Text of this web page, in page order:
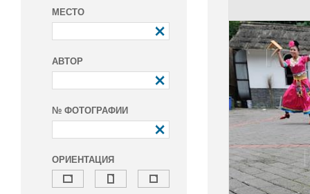
МЕСТО
АВТОР
№ ФОТОГРАФИИ
ОРИЕНТАЦИЯ